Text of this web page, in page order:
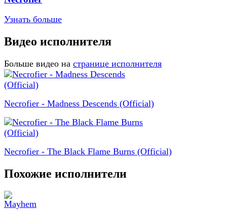
Узнать больше
Видео исполнителя
Больше видео на странице исполнителя
Necrofier - Madness Descends (Official)
Necrofier - The Black Flame Burns (Official)
Похожие исполнители